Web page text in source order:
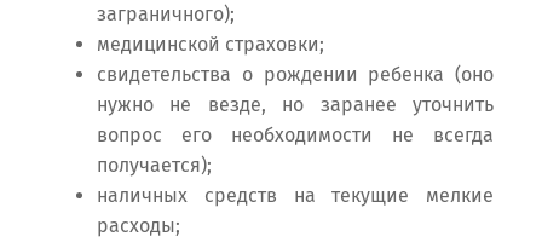
заграничного);
медицинской страховки;
свидетельства о рождении ребенка (оно
нужно не везде, но заранее уточнить
вопрос его необходимости не всегда
получается);
наличных средств на текущие мелкие
расходы;